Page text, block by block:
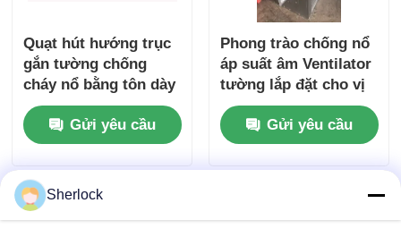
Quạt hút hướng trục
gắn tường chống
cháy nổ bằng tôn dày
IP55
Gửi yêu cầu
Phong trào chống nổ
áp suất âm Ventilator
tường lắp đặt cho vị
trí nguy hiểm
Gửi yêu cầu
Sherlock